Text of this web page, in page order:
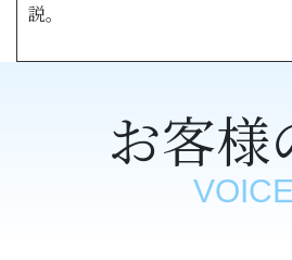
説。
お客様
VOICE